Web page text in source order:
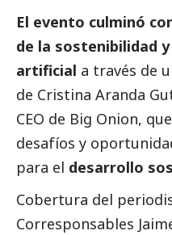
El evento culminó
de la sostenibilidad
artificial a través de
de Cristina Aranda
CEO de Big Onion,
desafíos y
para el desarrollo
Cobertura del
Corresponsables